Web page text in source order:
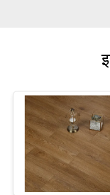
एक
बोली
का